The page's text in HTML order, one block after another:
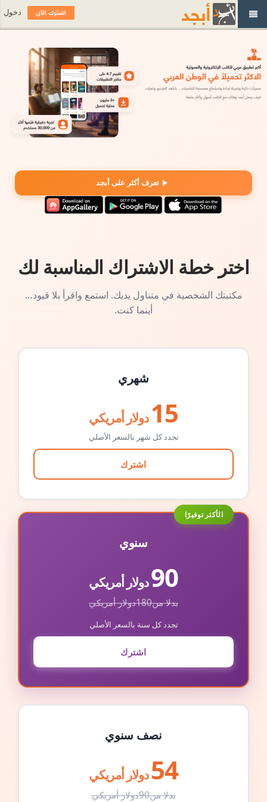
تعرف أكثر على أبجد
اختر خطة الاشتراك المناسبة لك
مكتبتك الشخصية في متناول يديك. استمع واقرأ بلا قيود…
أينما كنت.
شهري
15 دولار أمريكي
تجدد كل شهر بالسعر الأصلي
اشترك
الأكثر توفيرًا
سنوي
90دولار أمريكي
بدلا من180دولار أمريكي
تجدد كل سنة بالسعر الأصلي
اشترك
نصف سنوي
54 دولار أمريكي
بدلا من90دولار أمريكي
اشترك الآن دخول